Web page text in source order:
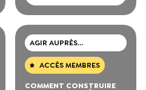
AGIR AUPRÈS
D’ADOLESCENTS ET DE
JEUNES ADULTES
ACCÈS MEMBRES
COMMENT CONSTRUIRE